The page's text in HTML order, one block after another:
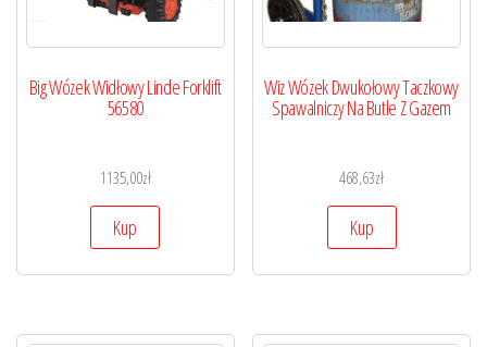
Big Wózek Widłowy Linde Forklift
56580
1135,00zł
Kup
Wiz Wózek Dwukołowy Taczkowy
Spawalniczy Na Butle Z Gazem
468,63zł
Kup